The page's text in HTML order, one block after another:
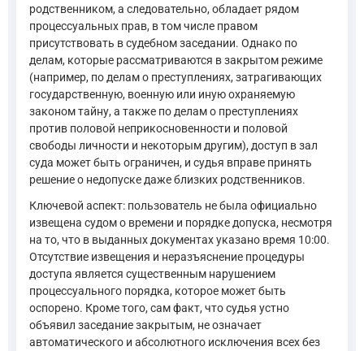
родственником, а следовательно, обладает рядом
процессуальных прав, в том числе правом
присутствовать в судебном заседании. Однако по
делам, которые рассматриваются в закрытом режиме
(например, по делам о преступлениях, затрагивающих
государственную, военную или иную охраняемую
законом тайну, а также по делам о преступлениях
против половой неприкосновенности и половой
свободы личности и некоторым другим), доступ в зал
суда может быть ограничен, и судья вправе принять
решение о недопуске даже близких родственников.
Ключевой аспект: пользователь не была официально
извещена судом о времени и порядке допуска, несмотря
на то, что в выданных документах указано время 10:00.
Отсутствие извещения и неразъяснение процедуры
доступа является существенным нарушением
процессуального порядка, которое может быть
оспорено. Кроме того, сам факт, что судья устно
объявил заседание закрытым, не означает
автоматического и абсолютного исключения всех без